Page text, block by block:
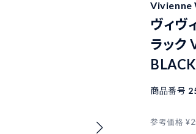
Vivienne
ヴィヴ
ラッ
商品番号
参考価格 ¥